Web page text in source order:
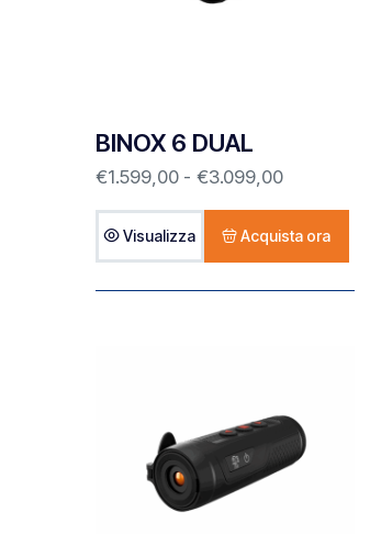
BINOX 6 DUAL
€1.599,00 - €3.099,00
Visualizza Acquista ora